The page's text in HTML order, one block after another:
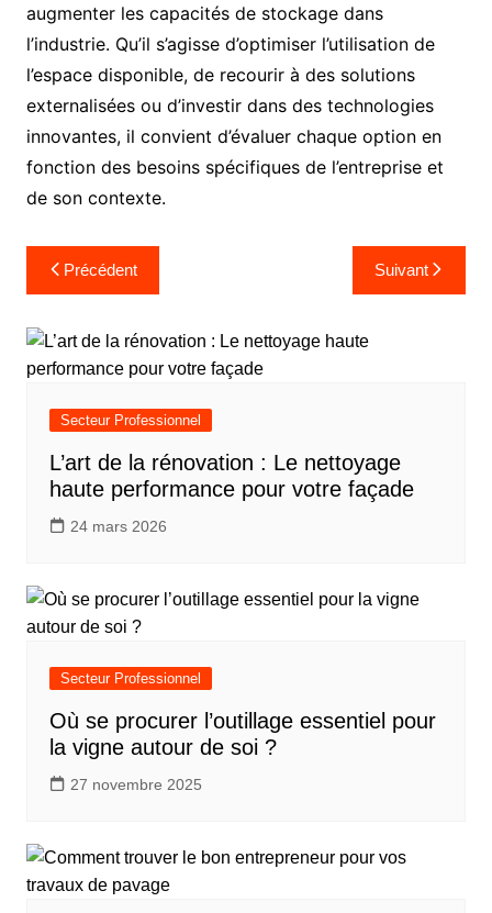
augmenter les capacités de stockage dans
l’industrie. Qu’il s’agisse d’optimiser l’utilisation de
l’espace disponible, de recourir à des solutions
externalisées ou d’investir dans des technologies
innovantes, il convient d’évaluer chaque option en
fonction des besoins spécifiques de l’entreprise et
de son contexte.
Navigation
de
l’article
Précédent Suivant
Secteur Professionnel
L’art de la rénovation : Le nettoyage
haute performance pour votre façade
24 mars 2026
Secteur Professionnel
Où se procurer l’outillage essentiel pour
la vigne autour de soi ?
27 novembre 2025